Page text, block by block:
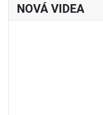
NOVÁ VIDEA